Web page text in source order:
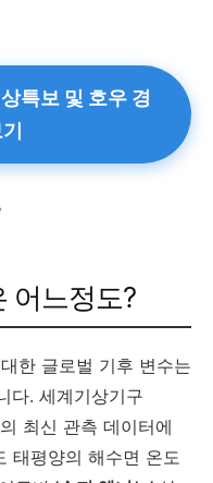
특보 및 호우 경
어느정도?
한 글로벌 기후 변수는
다. 세계기상기구
최신 관측 데이터에
태평양의 해수면 온도